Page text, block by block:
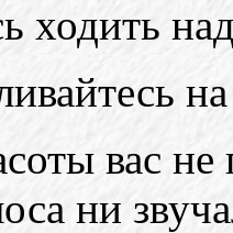
ходить
вас
ни